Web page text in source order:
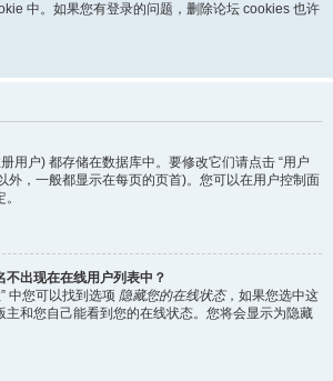
中。如果您有登录的问题，删除论坛 cookies 也许
用户) 都存储在数据库中。要修改它们请点击 “用户
外，一般都显示在每页的页首)。您可以在用户控制面
出现在在线用户列表中？
中您可以找到选项 隐藏您的在线状态，如果您选中这
主和您自己能看到您的在线状态。您将会显示为隐藏